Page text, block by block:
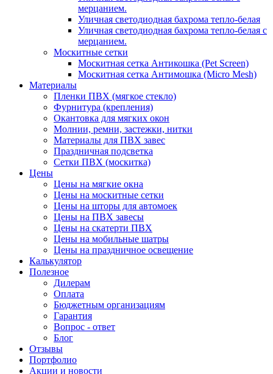
мерцанием.
Уличная светодиодная бахрома тепло-белая
Уличная светодиодная бахрома тепло-белая с
мерцанием.
Москитные сетки
Москитная сетка Антикошка (Pet Screen)
Москитная сетка Антимошка (Micro Mesh)
Материалы
Пленки ПВХ (мягкое стекло)
Фурнитура (крепления)
Окантовка для мягких окон
Молнии, ремни, застежки, нитки
Материалы для ПВХ завес
Праздничная подсветка
Сетки ПВХ (москитка)
Цены
Цены на мягкие окна
Цены на москитные сетки
Цены на шторы для автомоек
Цены на ПВХ завесы
Цены на скатерти ПВХ
Цены на мобильные шатры
Цены на праздничное освещение
Калькулятор
Полезное
Дилерам
Оплата
Бюджетным организациям
Гарантия
Вопрос - ответ
Блог
Отзывы
Портфолио
Акции и новости